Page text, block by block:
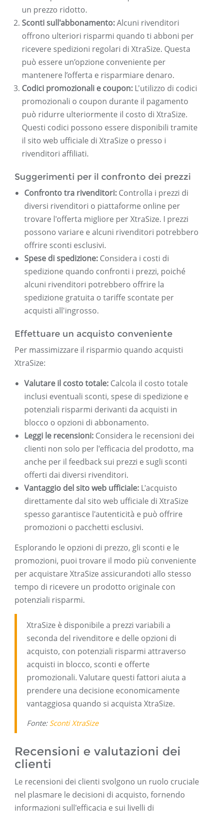
un prezzo ridotto.
Sconti sull'abbonamento:Alcuni rivenditori
offrono ulteriori risparmi quando ti abboni per
ricevere spedizioni regolari di XtraSize. Questa
può essere un’opzione conveniente per
mantenere l’offerta e risparmiare denaro.
Codici promozionali e coupon: L'utilizzo di codici
promozionali o coupon durante il pagamento
può ridurre ulteriormente il costo di XtraSize.
Questi codici possono essere disponibili tramite
il sito web ufficiale di XtraSize o presso i
rivenditori affiliati.
Suggerimenti per il confronto dei prezzi
Confronto tra rivenditori: Controlla i prezzi di
diversi rivenditori o piattaforme online per
trovare l'offerta migliore per XtraSize. I prezzi
possono variare e alcuni rivenditori potrebbero
offrire sconti esclusivi.
Spese di spedizione: Considera i costi di
spedizione quando confronti i prezzi, poiché
alcuni rivenditori potrebbero offrire la
spedizione gratuita o tariffe scontate per
acquisti all'ingrosso.
Effettuare un acquisto conveniente
Per massimizzare il risparmio quando acquisti
XtraSize:
Valutare il costo totale: Calcola il costo totale
inclusi eventuali sconti, spese di spedizione e
potenziali risparmi derivanti da acquisti in
blocco o opzioni di abbonamento.
Leggi le recensioni: Considera le recensioni dei
clienti non solo per l'efficacia del prodotto, ma
anche per il feedback sui prezzi e sugli sconti
offerti dai diversi rivenditori.
Vantaggio del sito web ufficiale: L'acquisto
direttamente dal sito web ufficiale di XtraSize
spesso garantisce l'autenticità e può offrire
promozioni o pacchetti esclusivi.
Esplorando le opzioni di prezzo, gli sconti e le
promozioni, puoi trovare il modo più conveniente
per acquistare XtraSize assicurandoti allo stesso
tempo di ricevere un prodotto originale con
potenziali risparmi.
XtraSize è disponibile a prezzi variabili a
seconda del rivenditore e delle opzioni di
acquisto, con potenziali risparmi attraverso
acquisti in blocco, sconti e offerte
promozionali. Valutare questi fattori aiuta a
prendere una decisione economicamente
vantaggiosa quando si acquista XtraSize.
Fonte: Sconti XtraSize
Recensioni e valutazioni dei
clienti
Le recensioni dei clienti svolgono un ruolo cruciale
nel plasmare le decisioni di acquisto, fornendo
informazioni sull'efficacia e sui livelli di